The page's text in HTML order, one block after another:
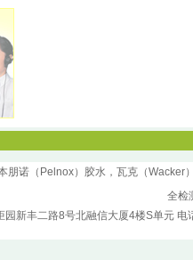
朋诺（Pelnox）胶水，瓦克（
全检
园新丰二路8号北融信大厦4楼S单元